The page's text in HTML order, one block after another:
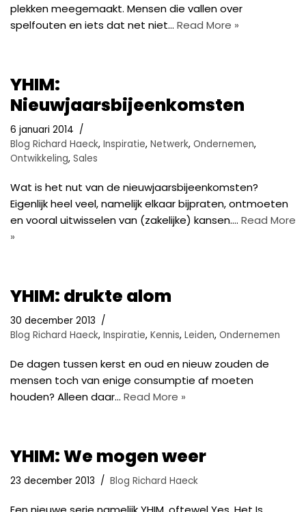
plekken meegemaakt. Mensen die vallen over
spelfouten en iets dat net niet… Read More »
YHIM:
Nieuwjaarsbijeenkomsten
6 januari 2014
Blog Richard Haeck, Inspiratie, Netwerk, Ondernemen,
Ontwikkeling, Sales
Wat is het nut van de nieuwjaarsbijeenkomsten?
Eigenlijk heel veel, namelijk elkaar bijpraten, ontmoeten
en vooral uitwisselen van (zakelijke) kansen.… Read More
»
YHIM: drukte alom
30 december 2013
Blog Richard Haeck, Inspiratie, Kennis, Leiden, Ondernemen
De dagen tussen kerst en oud en nieuw zouden de
mensen toch van enige consumptie af moeten
houden? Alleen daar… Read More »
YHIM: We mogen weer
23 december 2013 Blog Richard Haeck